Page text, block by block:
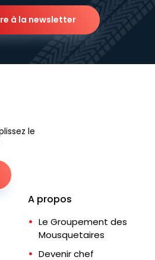
à la newsletter
le
A propos
Le Groupement des
Mousquetaires
Devenir chef